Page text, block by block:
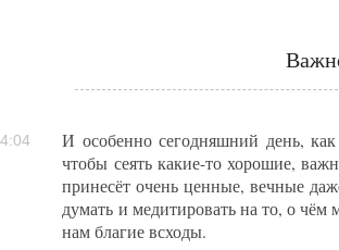
И особенно сегодняшний день,
чтобы сеять какие-то хорошие,
принесёт очень ценные, вечные
думать и медитировать на то, о чём
нам благие всходы.